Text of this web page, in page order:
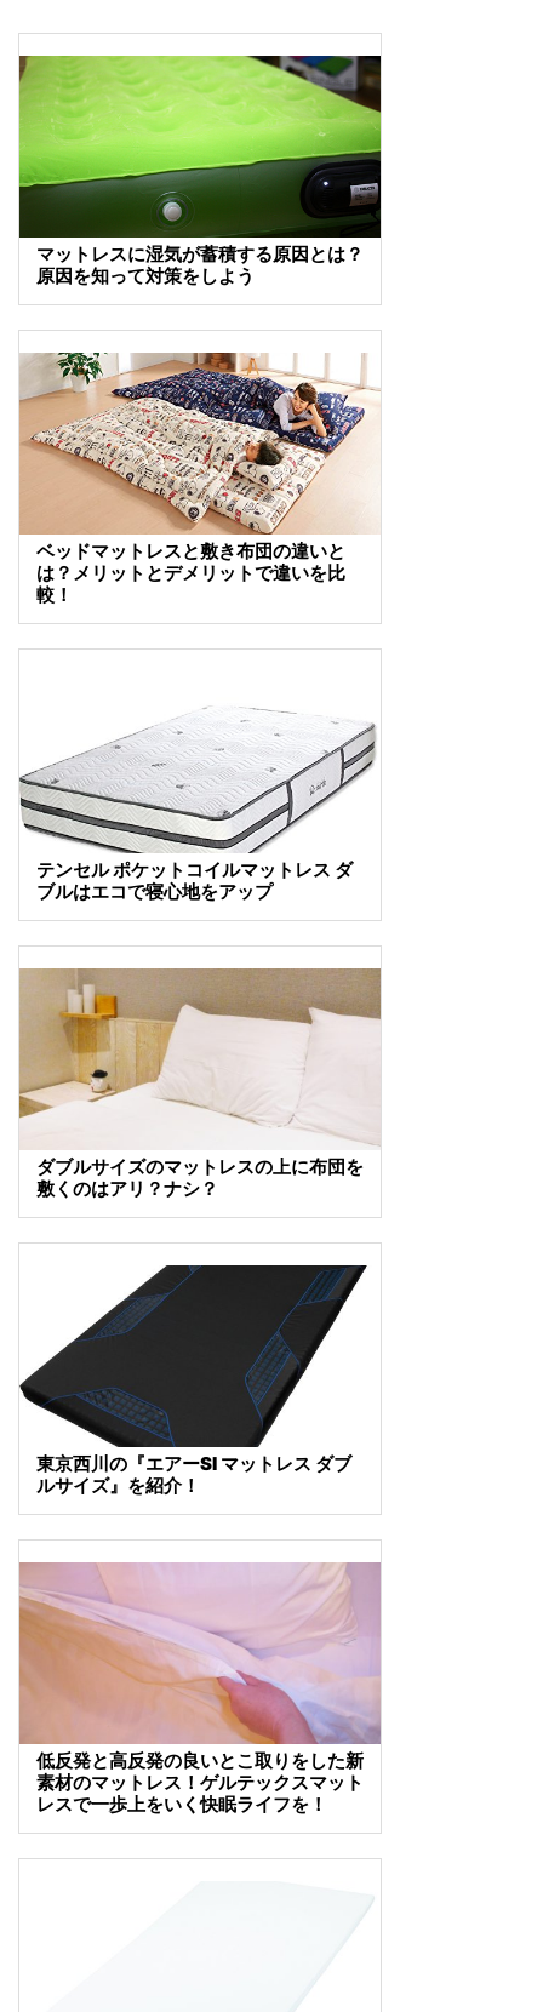
マットレスに湿気が蓄積する原因とは？
原因を知って対策をしよう
ベッドマットレスと敷き布団の違いと
は？メリットとデメリットで違いを比
較！
テンセル ポケットコイルマットレス ダ
ブルはエコで寝心地をアップ
ダブルサイズのマットレスの上に布団を
敷くのはアリ？ナシ？
東京西川の『エアーSI マットレス ダブ
ルサイズ』を紹介！
低反発と高反発の良いとこ取りをした新
素材のマットレス！ゲルテックスマット
レスで一歩上をいく快眠ライフを！